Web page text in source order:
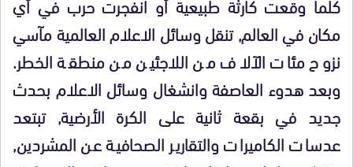
مكان في العالم, تنقل وسائل الاعلام العالمية مآسي
نزوح مئات الآلاف من اللاجئين من منطقة الخطر.
وبعد هدوء العاصفة وانشغال وسائل الاعلام بحدث
جديد في بقعة ثانية على الكرة الأرضية, تبتعد
عدسات الكاميرات والتقارير الصحافية عن المشردين,